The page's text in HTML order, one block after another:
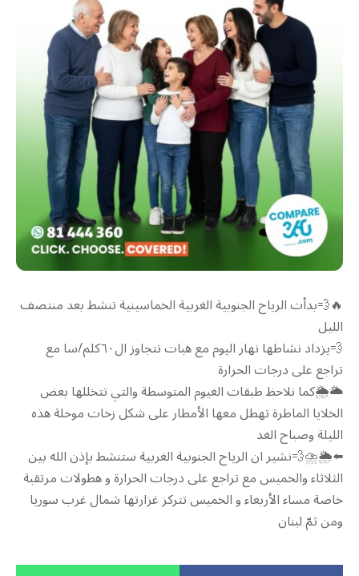
🔥💨بدأت الرياح الجنوبية الغربية الخماسينية تنشط بعد منتصف
الليل
💨يزداد نشاطها نهار اليوم مع هبات تتجاوز ال٦٠كلم/سا مع
تراجع على درجات الحرارة
🌥🌦كما نلاحظ طبقات الغيوم المتوسطة والتي تتخللها بعض
الخلايا الماطرة تهطل معها الأمطار على شكل زخات موحلة هذه
الليلة وصباح الغد
⬅️🌦⛈💨نشير ان الرياح الجنوبية الغربية ستنشط بإذن الله بين
الثلاثاء والخميس مع تراجع على درجات الحرارة و هطولات مرتقبة
خاصة مساء الأربعاء و الخميس تتركز غزارتها شمال غرب سوريا
ومن ثمّ لبنان